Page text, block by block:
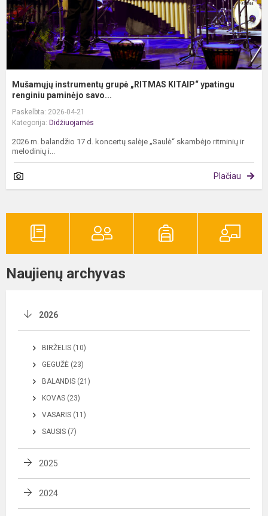
Mušamųjų instrumentų grupė „RITMAS KITAIP“ ypatingu
renginiu paminėjo savo...
Paskelbta: 2026-04-21
Kategorija: Didžiuojamės
2026 m. balandžio 17 d. koncertų salėje „Saulė“ skambėjo ritminių ir
melodinių i...
Plačiau
Naujienų archyvas
2026
BIRŽELIS (10)
GEGUŽĖ (23)
BALANDIS (21)
KOVAS (23)
VASARIS (11)
SAUSIS (7)
2025
2024